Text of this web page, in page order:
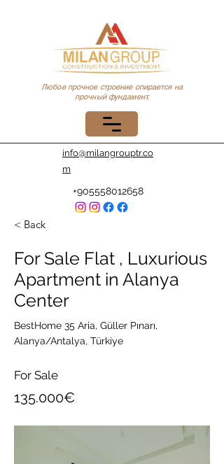
Любое прочное строение опирается на
прочный фундамент.
+905558012658
info@milangrouptr.co
m
< Back
For Sale Flat , Luxurious
Apartment in Alanya
Center
BestHome 35 Aria, Güller Pınarı,
Alanya/Antalya, Türkiye
For Sale
135.000€